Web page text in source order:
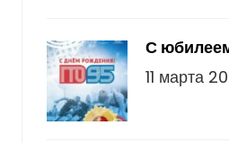
С
11 марта